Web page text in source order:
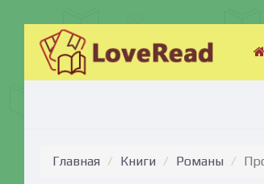
Главная Книги Романы